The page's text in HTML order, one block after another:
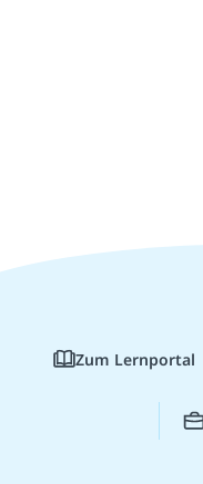
Zum Lernportal